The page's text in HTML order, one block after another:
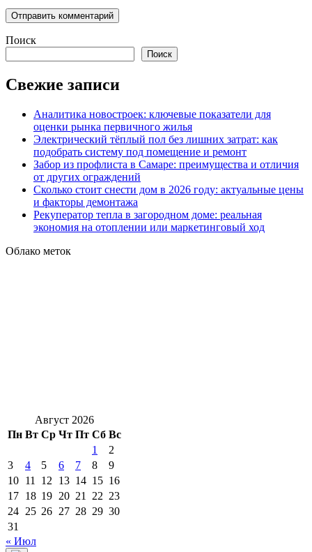
Поиск
Поиск
Свежие записи
Аналитика новостроек: ключевые показатели для
оценки рынка первичного жилья
Электрический тёплый пол без лишних затрат: как
подобрать систему под помещение и ремонт
Забор из профлиста в Самаре: преимущества и отличия
от других ограждений
Сколько стоит снести дом в 2026 году: актуальные цены
и факторы демонтажа
Рекуператор тепла в загородном доме: реальная
экономия на отоплении или маркетинговый ход
Облако меток
Август 2026
Пн Вт Ср Чт Пт Сб Вс
1
2
3
4 5 6 7 8
9
10 11 12 13 14 15 16
17 18 19 20 21 22 23
24 25 26 27 28 29 30
31
« Июл